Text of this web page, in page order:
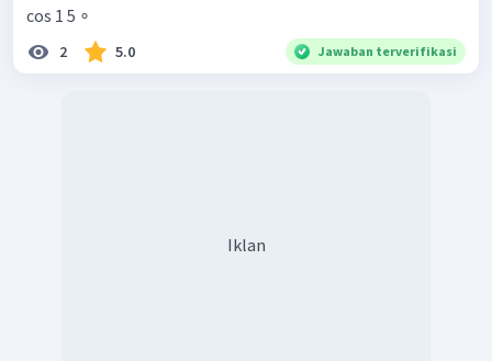
cos 1 5 ∘
2 5.0 Jawaban terverifikasi
Iklan